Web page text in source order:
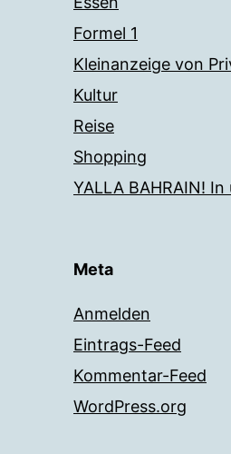
Formel 1
Kleinanzeige von
Kultur
Reise
Shopping
YALLA BAHRAIN!
Meta
Anmelden
Eintrags-Feed
Kommentar-Feed
WordPress.org